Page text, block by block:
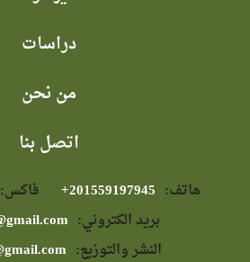
دراسات
من نحن
اتصل بنا
هاتف: فاكس:
بريد الكتروني: info.afaip@gmail.com
النشر والتوزيع: info.afaip@gmail.com